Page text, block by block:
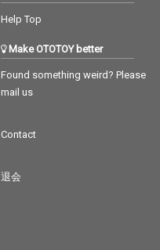
Help Top
Make OTOTOY better
Found something weird? Please
mail us
Contact
退会